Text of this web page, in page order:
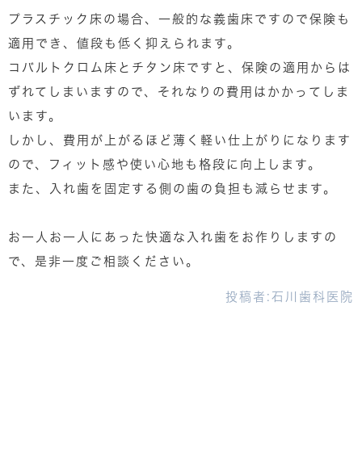
プラスチック床の場合、一般的な義歯床ですので保険も
適用でき、値段も低く抑えられます。
コバルトクロム床とチタン床ですと、保険の適用からは
ずれてしまいますので、それなりの費用はかかってしま
います。
しかし、費用が上がるほど薄く軽い仕上がりになります
ので、フィット感や使い心地も格段に向上します。
また、入れ歯を固定する側の歯の負担も減らせます。
お一人お一人にあった快適な入れ歯をお作りしますの
で、是非一度ご相談ください。
投稿者: 石川歯科医院